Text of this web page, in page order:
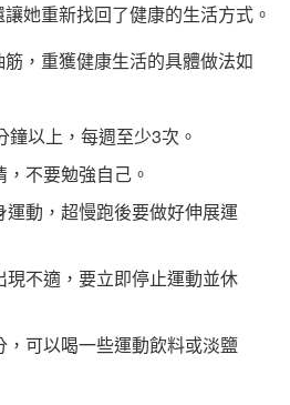
她重新找回了健康的生活方式。
，重獲健康生活的具體做法如
以上，每週至少3次。
不要勉強自己。
動，超慢跑後要做好伸展運
不適，要立即停止運動並休
可以喝一些運動飲料或淡鹽